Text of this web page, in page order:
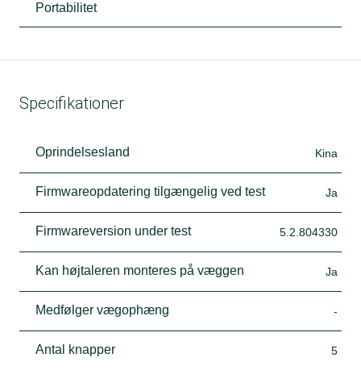
Portabilitet
Specifikationer
Oprindelsesland Kina
Firmwareopdatering tilgængelig ved test Ja
Firmwareversion under test 5.2.804330
Kan højtaleren monteres på væggen Ja
Medfølger vægophæng -
Antal knapper 5